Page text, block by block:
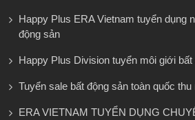
Happy Plus ERA Vietnam tuyển dụng
động sản
Happy Plus Division tuyển môi giới bất
Tuyển sale bất động sản toàn quốc
ERA VIETNAM TUYỂN DỤNG